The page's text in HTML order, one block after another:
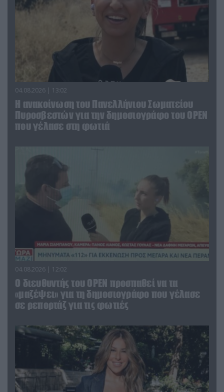
04.08.2026 | 13:02
Η ανακοίνωση του Πανελλήνιου Σωματείου
Πυροσβεστών για την δημοσιογράφο του OPEN
που γέλασε στη φωτιά
04.08.2026 | 12:02
O διευθυντής του OPEN προσπαθεί να τα
«μαζέψει» για τη δημοσιογράφο που γέλασε
σε ρεπορτάζ για τις φωτιές